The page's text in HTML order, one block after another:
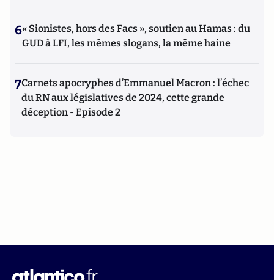
6« Sionistes, hors des Facs », soutien au Hamas : du
GUD à LFI, les mêmes slogans, la même haine
7Carnets apocryphes d’Emmanuel Macron : l’échec
du RN aux législatives de 2024, cette grande
déception - Episode 2